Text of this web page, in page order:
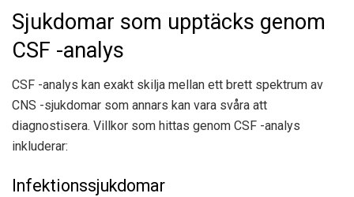
Sjukdomar som upptäcks genom
CSF -analys
CSF -analys kan exakt skilja mellan ett brett spektrum av
CNS -sjukdomar som annars kan vara svåra att
diagnostisera. Villkor som hittas genom CSF -analys
inkluderar:
Infektionssjukdomar